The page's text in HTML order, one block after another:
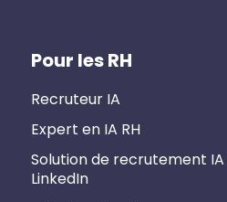
Pour les RH
Recruteur IA
Expert en IA RH
Solution de recrutement IA
LinkedIn